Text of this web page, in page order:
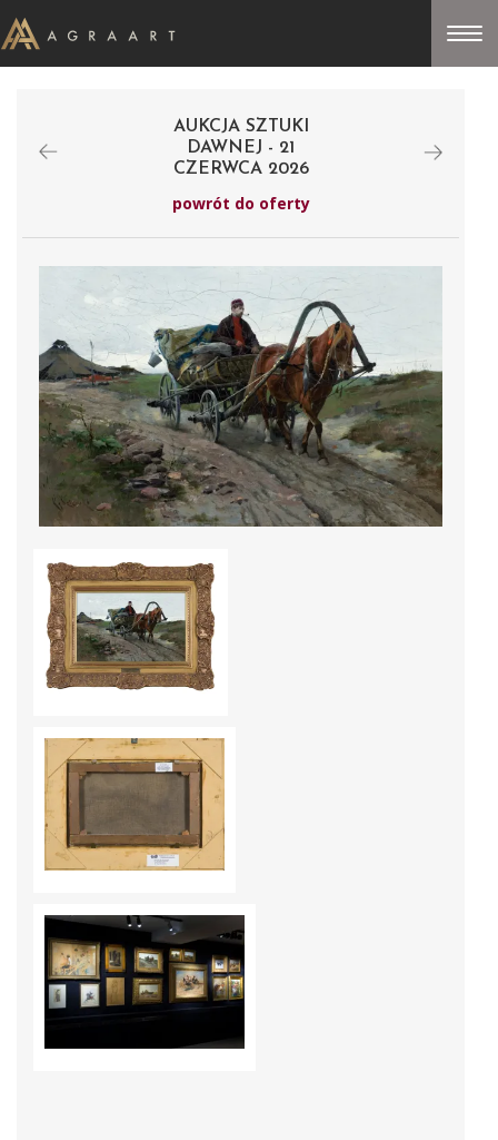
AUKCJA SZTUKI
DAWNEJ - 21
CZERWCA 2026
powrót do oferty